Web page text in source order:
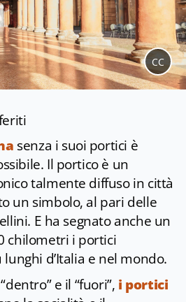
CC
senza i suoi portici è
Il portico è un
talmente diffuso in città
un simbolo, al pari delle
E ha segnato anche un
chilometri i portici
d’Italia e nel mondo.
e il “fuori”, i portici